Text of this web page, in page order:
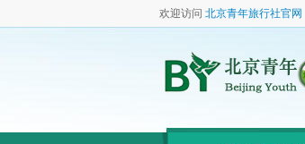
欢迎访问 北京青年旅行社官网